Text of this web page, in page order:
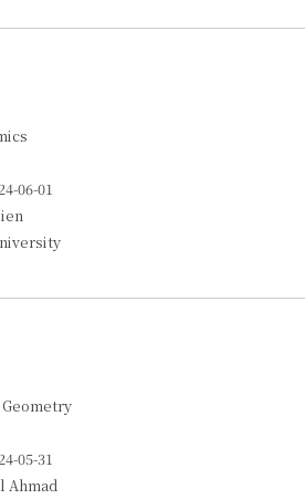
06-01
05-31
Ahmad